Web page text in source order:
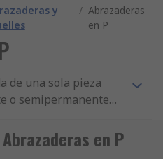
y
/ Abrazaderas
en P
de una sola pieza
o semipermanente
que es posible que
como
en P